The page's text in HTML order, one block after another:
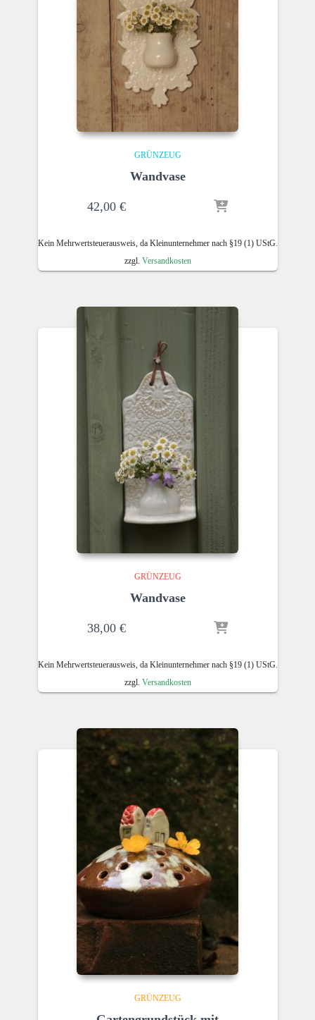
GRÜNZEUG
Wandvase
42,00 €
Kein Mehrwertsteuerausweis, da Kleinunternehmer nach §19 (1) UStG.
zzgl. Versandkosten
GRÜNZEUG
Wandvase
38,00 €
Kein Mehrwertsteuerausweis, da Kleinunternehmer nach §19 (1) UStG.
zzgl. Versandkosten
GRÜNZEUG